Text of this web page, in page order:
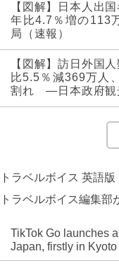
【図解】日本人出
年比4.7％増の
局（速報）
【図解】訪日外国
比5.5％減369万人
割れ ―日本政府観
トラベルボイス 英語版
トラベルボイス編集部
TikTok Go launches
Japan, firstly in